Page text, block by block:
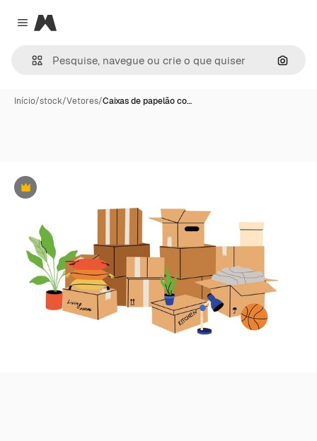
Close menu
Magnific
Início/stock/Vetores/Caixas de papelão co…
Premium